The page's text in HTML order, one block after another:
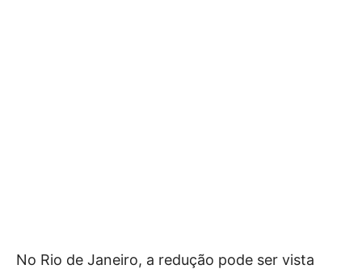
No Rio de Janeiro, a redução pode ser vista